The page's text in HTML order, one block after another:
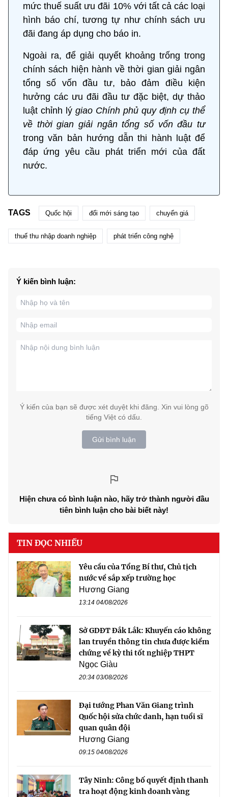
mức thuế suất ưu đãi 10% với tất cả các loại
hình báo chí, tương tự như chính sách ưu
đãi đang áp dụng cho báo in.
Ngoài ra, để giải quyết khoảng trống trong
chính sách hiện hành về thời gian giải ngân
tổng số vốn đầu tư, bảo đảm điều kiện
hưởng các ưu đãi đầu tư đặc biệt, dự thảo
luật chỉnh lý giao Chính phủ quy định cụ thể
về thời gian giải ngân tổng số vốn đầu tư
trong văn bản hướng dẫn thi hành luật để
đáp ứng yêu cầu phát triển mới của đất
nước.
TAGS Quốc hội đổi mới sáng tạo chuyển giá
thuế thu nhập doanh nghiệp phát triển công nghệ
Ý kiến bình luận:
Ý kiến của bạn sẽ được xét duyệt khi đăng. Xin vui lòng gõ
tiếng Việt có dấu.
Gửi bình luận
Hiện chưa có bình luận nào, hãy trở thành người đầu
tiên bình luận cho bài biết này!
TIN ĐỌC NHIỀU
Yêu cầu của Tổng Bí thư, Chủ tịch
nước về sắp xếp trường học
Hương Giang
13:14 04/08/2026
Sở GDĐT Đắk Lắk: Khuyến cáo không
lan truyền thông tin chưa được kiểm
chứng về kỳ thi tốt nghiệp THPT
Ngọc Giàu
20:34 03/08/2026
Đại tướng Phan Văn Giang trình
Quốc hội sửa chức danh, hạn tuổi sĩ
quan quân đội
Hương Giang
09:15 04/08/2026
Tây Ninh: Công bố quyết định thanh
tra hoạt động kinh doanh vàng